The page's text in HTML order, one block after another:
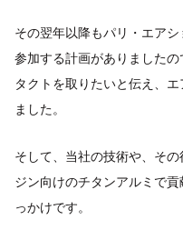
その翌年以降もパリ・エア
参加する計画がありました
タクトを取りたいと伝え、
ました。
そして、当社の技術や、そ
ジン向けのチタンアルミで
っかけです。